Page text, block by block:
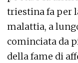
triestina fa per
malattia, a
cominciata da
della fame di